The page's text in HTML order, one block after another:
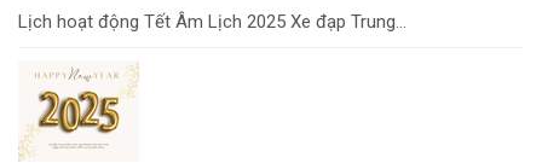
Lịch hoạt động Tết Âm Lịch 2025 Xe đạp Trung...